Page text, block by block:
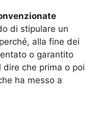
di stipulare un
alla fine dei
o garantito
che prima o poi
ha messo a